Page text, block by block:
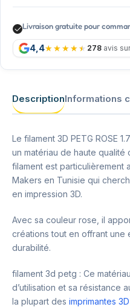
Livraison gratuite pour
4,4 278 avis
DescriptionInformations
Le filament 3D PETG ROSE
un matériau de haute qualité
filament est particulièrement
Makers en Tunisie qui
en impression 3D.
Avec sa couleur rose, il
créations tout en offrant une
durabilité.
filament 3d petg : Ce
d’utilisation et sa résistance
la plupart des imprimantes 3D